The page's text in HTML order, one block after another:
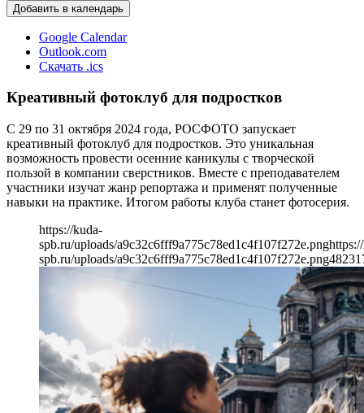
Добавить в календарь
Google Calendar
Outlook.com
Скачать .ics
Креативный фотоклуб для подростков
С 29 по 31 октября 2024 года, РОСФОТО запускает
креативный фотоклуб для подростков. Это уникальная
возможность провести осенние каникулы с творческой
пользой в компании сверстников. Вместе с преподавателем
участники изучат жанр репортажа и применят полученные
навыки на практике. Итогом работы клуба станет фотосерия.
https://kuda-
spb.ru/uploads/a9c32c6fff9a775c78ed1c4f107f272e.png
spb.ru/uploads/a9c32c6fff9a775c78ed1c4f107f272e.png482